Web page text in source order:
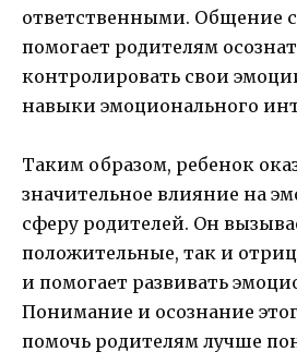
ответственными. Общение
помогает родителям
контролировать свои
навыки эмоционального
Таким образом, ребенок
значительное влияние на
сферу родителей. Он
положительные, так и
и помогает развивать
Понимание и осознание
помочь родителям лучше